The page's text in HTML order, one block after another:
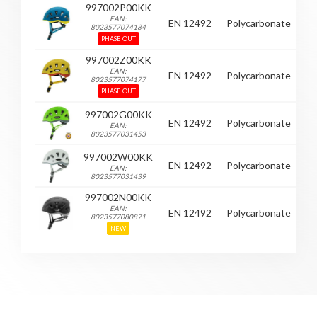
997002P00KK
EAN:
8023577074184
PHASE OUT
EN 12492 Polycarbonate
997002Z00KK
EAN:
8023577074177
PHASE OUT
EN 12492 Polycarbonate
997002G00KK
EAN:
8023577031453
EN 12492 Polycarbonate
997002W00KK
EAN:
8023577031439
EN 12492 Polycarbonate
997002N00KK
EAN:
8023577080871
NEW
EN 12492 Polycarbonate